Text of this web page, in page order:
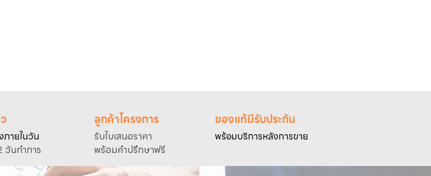
#DIYprojects#waterpump #water
ายในวัน
วันทำการ
ลูกค้าโครงการ
รับใบเสนอราคา
พร้อมคำปรึกษาฟรี
ของแท้มีรับประกัน
พร้อมบริการหลังการขาย